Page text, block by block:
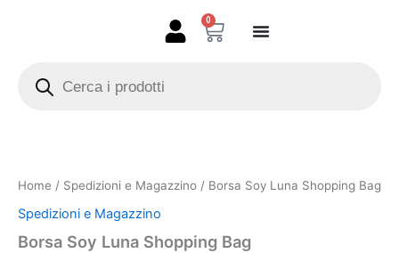
0
Carrello
search
Home / Spedizioni e Magazzino / Borsa Soy Luna Shopping Bag
Spedizioni e Magazzino
Borsa Soy Luna Shopping Bag
Shopping
Bag
quantità